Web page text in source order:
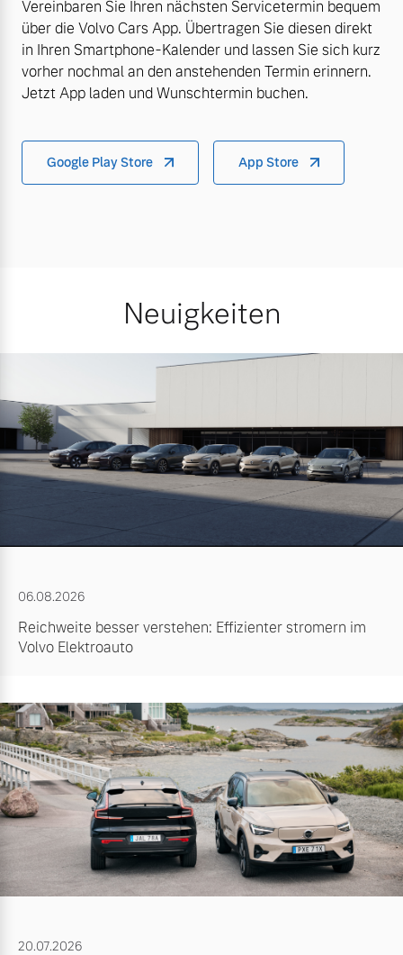
Vereinbaren Sie Ihren nächsten Servicetermin bequem
über die Volvo Cars App. Übertragen Sie diesen direkt
in Ihren Smartphone-Kalender und lassen Sie sich kurz
vorher nochmal an den anstehenden Termin erinnern.
Jetzt App laden und Wunschtermin buchen.
Google Play Store App Store
Neuigkeiten
06.08.2026
Reichweite besser verstehen: Effizienter stromern im
Volvo Elektroauto
20.07.2026